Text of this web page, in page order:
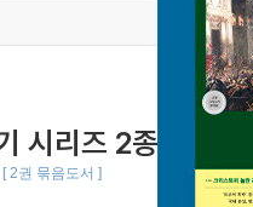
시리즈 2종 세트
[ 2권 묶음도서 ]